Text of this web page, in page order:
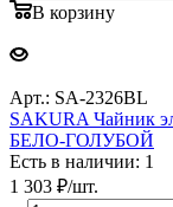
В корзину
Арт.: SA-2326BL
SAKURA Чайник
БЕЛО-ГОЛУБОЙ
Есть в наличии: 1
1 303 ₽/шт.